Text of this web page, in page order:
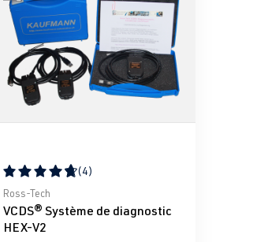
Note moyenne de 4.75 sur 5 étoiles
(4)
Ross-Tech
VCDS® Système de diagnostic
HEX-V2